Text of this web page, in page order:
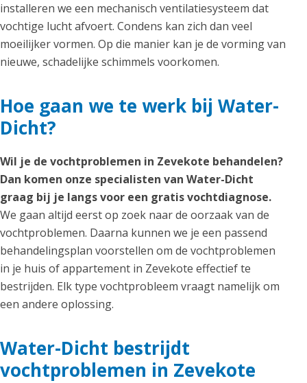
installeren we een mechanisch ventilatiesysteem dat
vochtige lucht afvoert. Condens kan zich dan veel
moeilijker vormen. Op die manier kan je de vorming van
nieuwe, schadelijke schimmels voorkomen.
Hoe gaan we te werk bij Water-
Dicht?
Wil je de vochtproblemen in Zevekote behandelen?
Dan komen onze specialisten van Water-Dicht
graag bij je langs voor een gratis vochtdiagnose.
We gaan altijd eerst op zoek naar de oorzaak van de
vochtproblemen. Daarna kunnen we je een passend
behandelingsplan voorstellen om de vochtproblemen
in je huis of appartement in Zevekote effectief te
bestrijden. Elk type vochtprobleem vraagt namelijk om
een andere oplossing.
Water-Dicht bestrijdt
vochtproblemen in Zevekote